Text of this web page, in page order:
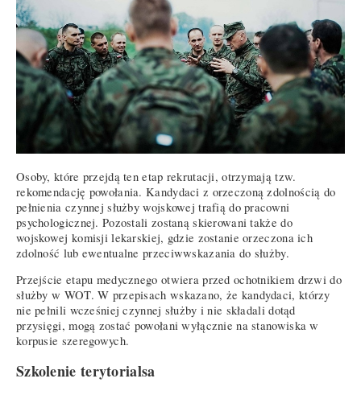
Osoby, które przejdą ten etap rekrutacji, otrzymają tzw.
rekomendację powołania. Kandydaci z orzeczoną zdolnością do
pełnienia czynnej służby wojskowej trafią do pracowni
psychologicznej. Pozostali zostaną skierowani także do
wojskowej komisji lekarskiej, gdzie zostanie orzeczona ich
zdolność lub ewentualne przeciwwskazania do służby.
Przejście etapu medycznego otwiera przed ochotnikiem drzwi do
służby w WOT. W przepisach wskazano, że kandydaci, którzy
nie pełnili wcześniej czynnej służby i nie składali dotąd
przysięgi, mogą zostać powołani wyłącznie na stanowiska w
korpusie szeregowych.
Szkolenie terytorialsa